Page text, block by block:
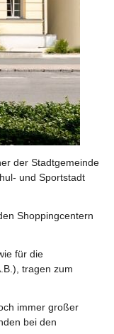
und Sportstadt
Shoppingcentern
für die
tragen zum
immer großer
bei den